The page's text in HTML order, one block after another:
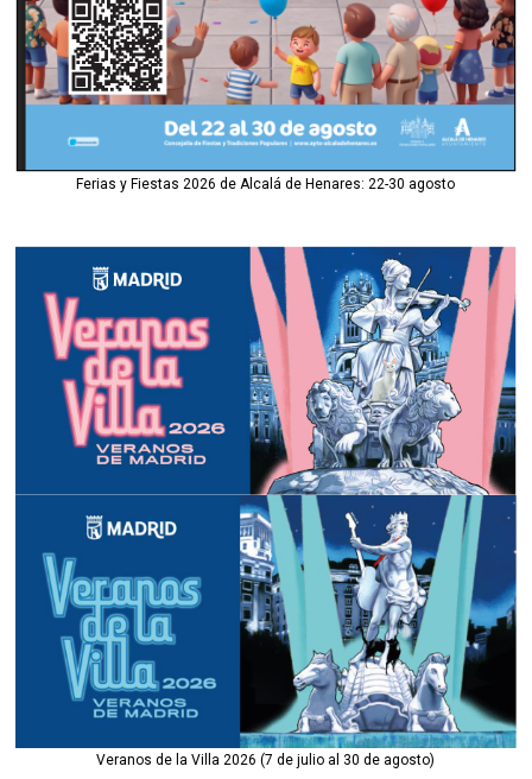
Ferias y Fiestas 2026 de Alcalá de Henares: 22-30 agosto
Veranos de la Villa 2026 (7 de julio al 30 de agosto)